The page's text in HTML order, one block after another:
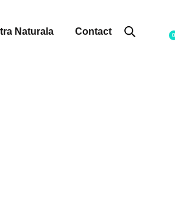
Naturala Contact 0